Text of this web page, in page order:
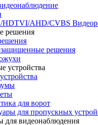
AHD/CVBS
решения
для ворот
для пропускных